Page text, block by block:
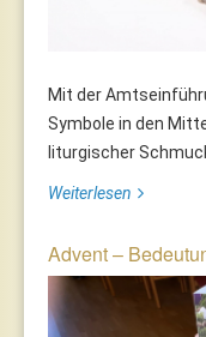
Mit der
Symbole in den
liturgischer
Weiterlesen
Advent –